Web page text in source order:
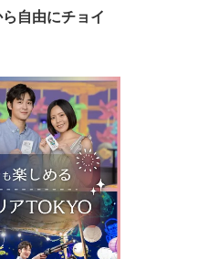
自由にチョイ